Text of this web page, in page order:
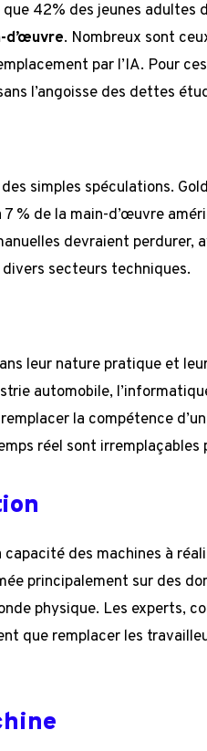
42% des jeunes adultes
d’œuvre. Nombreux sont
par l’IA. Pour
l’angoisse des dettes
simples spéculations.
7 % de la main-d’œuvre
devraient perdurer,
secteurs techniques.
leur nature pratique et
automobile,
la compétence
réel sont irremplaçables
des machines à
principalement sur des
physique. Les experts,
que remplacer les